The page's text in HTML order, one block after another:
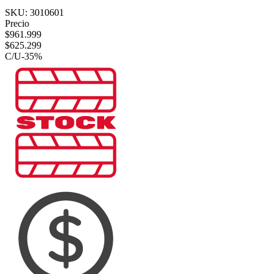
SKU: 3010601
Precio
$961.999
$625.299
C/U-35%